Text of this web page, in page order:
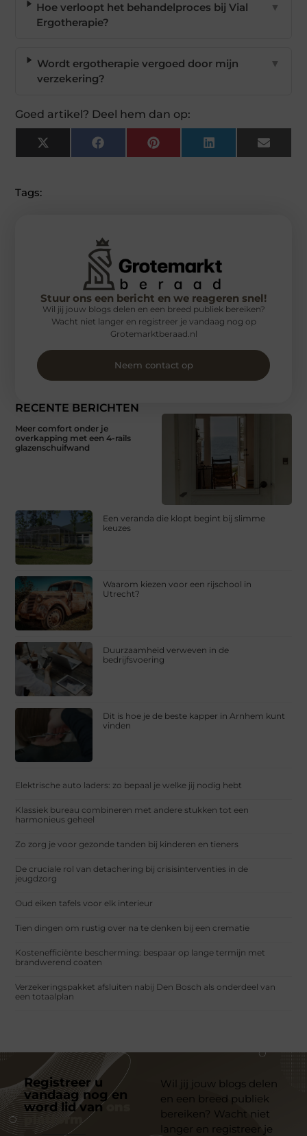
Hoe verloopt het behandelproces bij Vial
Ergotherapie?
▼
Wordt ergotherapie vergoed door mijn
verzekering?
▼
Goed artikel? Deel hem dan op:
X
(Twitter)
FacebookPinterest LinkedIn Email
Tags:
RECENTE BERICHTEN
Meer comfort onder je
overkapping met een 4-rails
glazenschuifwand
Een veranda die klopt begint bij slimme
keuzes
Waarom kiezen voor een rijschool in
Utrecht?
Duurzaamheid verweven in de
bedrijfsvoering
Dit is hoe je de beste kapper in Arnhem kunt
vinden
Elektrische auto laders: zo bepaal je welke jij nodig hebt
Klassiek bureau combineren met andere stukken tot een
harmonieus geheel
Zo zorg je voor gezonde tanden bij kinderen en tieners
De cruciale rol van detachering bij crisisinterventies in de
jeugdzorg
Oud eiken tafels voor elk interieur
Tien dingen om rustig over na te denken bij een crematie
Kostenefficiënte bescherming: bespaar op lange termijn met
brandwerend coaten
Verzekeringspakket afsluiten nabij Den Bosch als onderdeel van
een totaalplan
Stuur ons een bericht en we reageren snel!
Wil jij jouw blogs delen en een breed publiek bereiken?
Wacht niet langer en registreer je vandaag nog op
Grotemarktberaad.nl
Neem contact op
Registreer u
vandaag nog en
word lid van
platform
Wil jij jouw blogs delen
en een breed publiek
bereiken? Wacht niet
langer en registreer je